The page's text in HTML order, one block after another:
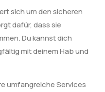
sich um den sicheren
dafür, dass sie
Du kannst dich
mit deinem Hab und
umfangreiche Services